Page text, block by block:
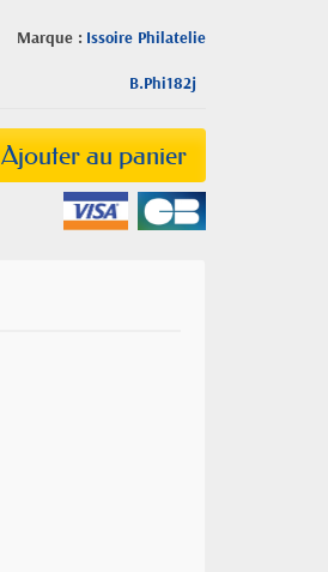
Marque : Issoire Philatelie
B.Phi182j
Ajouter au panier